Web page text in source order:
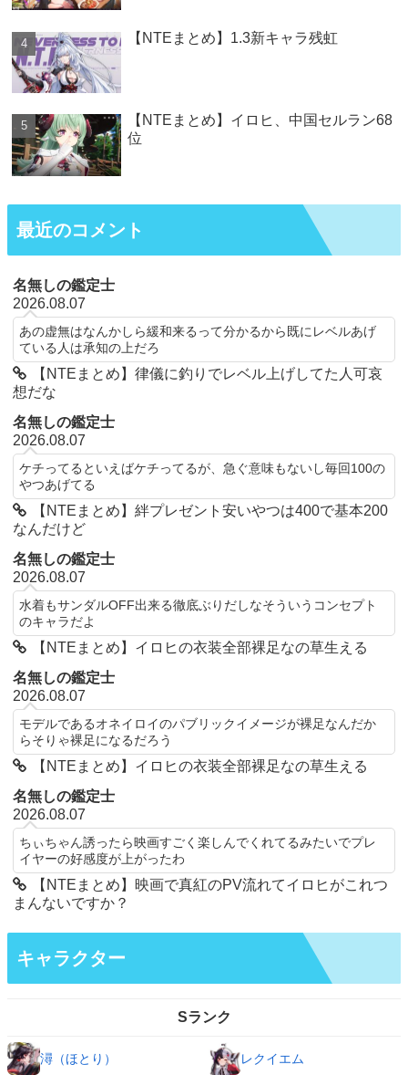
【NTEまとめ】1.3新キャラ残虹
【NTEまとめ】イロヒ、中国セルラン68
位
最近のコメント
名無しの鑑定士
2026.08.07
あの虚無はなんかしら緩和来るって分かるから既にレベルあげ
ている人は承知の上だろ
【NTEまとめ】律儀に釣りでレベル上げしてた人可哀
想だな
名無しの鑑定士
2026.08.07
ケチってるといえばケチってるが、急ぐ意味もないし毎回100の
やつあげてる
【NTEまとめ】絆プレゼント安いやつは400で基本200
なんだけど
名無しの鑑定士
2026.08.07
水着もサンダルOFF出来る徹底ぶりだしなそういうコンセプト
のキャラだよ
【NTEまとめ】イロヒの衣装全部裸足なの草生える
名無しの鑑定士
2026.08.07
モデルであるオネイロイのパブリックイメージが裸足なんだか
らそりゃ裸足になるだろう
【NTEまとめ】イロヒの衣装全部裸足なの草生える
名無しの鑑定士
2026.08.07
ちぃちゃん誘ったら映画すごく楽しんでくれてるみたいでプレ
イヤーの好感度が上がったわ
【NTEまとめ】映画で真紅のPV流れてイロヒがこれつ
まんないですか？
キャラクター
Sランク
潯（ほとり） レクイエム